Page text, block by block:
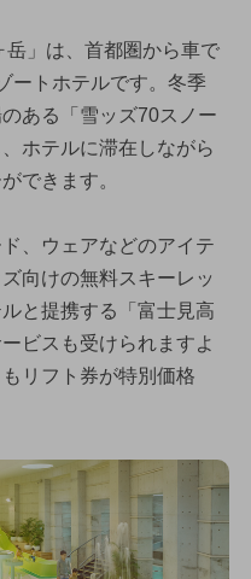
岳」は、首都圏から車で
ートホテルです。冬季
ある「雪ッズ70スノー
ホテルに滞在しながら
できます。
、ウェアなどのアイテ
向けの無料スキーレッ
と提携する「富士見高
ビスも受けられますよ
リフト券が特別価格